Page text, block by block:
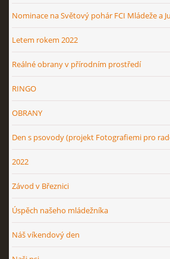
Nominace na Světový pohár FCI Mládeže a
Letem rokem 2022
Reálné obrany v přírodním prostředí
RINGO
OBRANY
Den s psovody (projekt Fotografiemi pro
2022
Závod v Březnici
Úspěch našeho mládežníka
Náš víkendový den